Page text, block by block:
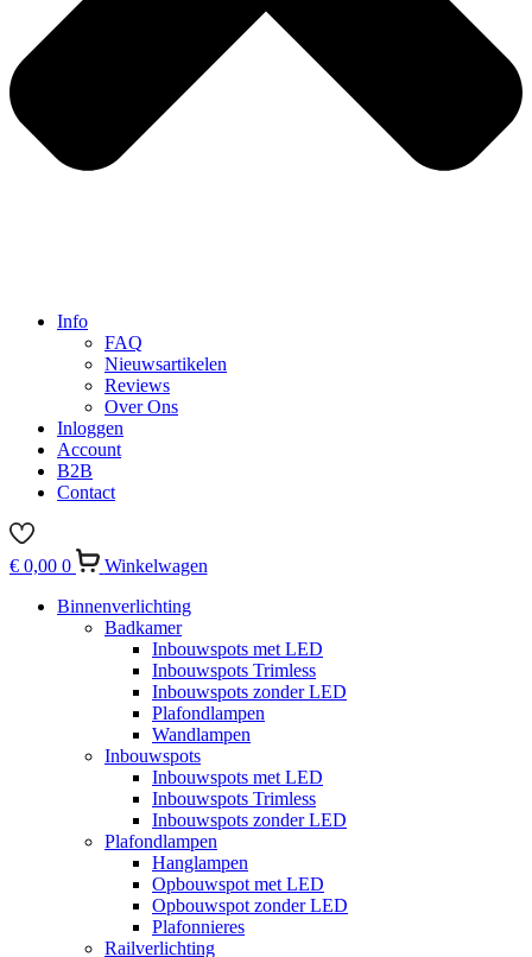
Info
FAQ
Nieuwsartikelen
Reviews
Over Ons
Inloggen
Account
B2B
Contact
€ 0,00 0
Winkelwagen
Binnenverlichting
Badkamer
Inbouwspots met LED
Inbouwspots Trimless
Inbouwspots zonder LED
Plafondlampen
Wandlampen
Inbouwspots
Inbouwspots met LED
Inbouwspots Trimless
Inbouwspots zonder LED
Plafondlampen
Hanglampen
Opbouwspot met LED
Opbouwspot zonder LED
Plafonnieres
Railverlichting